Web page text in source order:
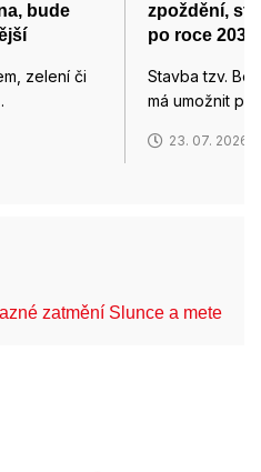
bude
zelení či
zpoždění,
po roce 2032
Stavba tzv.
má umožnit
23. 07. 2026
zatmění Slunce a mete…